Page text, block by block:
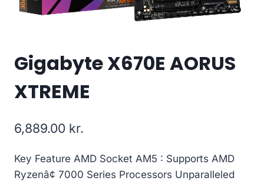
Gigabyte X670E AORUS
XTREME
6,889.00 kr.
Key Feature AMD Socket AM5 : Supports AMD
Ryzenâ¢ 7000 Series Processors Unparalleled